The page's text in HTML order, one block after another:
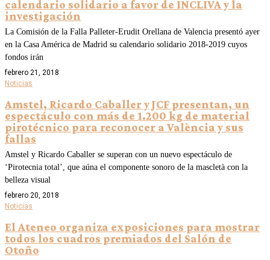
calendario solidario a favor de INCLIVA y la
investigación
La Comisión de la Falla Palleter-Erudit Orellana de Valencia presentó ayer
en la Casa América de Madrid su calendario solidario 2018-2019 cuyos
fondos irán
febrero 21, 2018
Noticias
Amstel, Ricardo Caballer y JCF presentan, un
espectáculo con más de 1.200 kg de material
pirotécnico para reconocer a València y sus
fallas
Amstel y Ricardo Caballer se superan con un nuevo espectáculo de
‘Pirotecnia total’, que aúna el componente sonoro de la mascletà con la
belleza visual
febrero 20, 2018
Noticias
El Ateneo organiza exposiciones para mostrar
todos los cuadros premiados del Salón de
Otoño